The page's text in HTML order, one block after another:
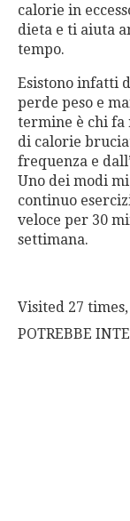
calorie in
dieta e ti aiuta
tempo.
Esistono infatti
perde peso e
termine è chi fa
di calorie
frequenza e
Uno dei modi
continuo
veloce per 30
settimana.
Visited 27
POTREBBE